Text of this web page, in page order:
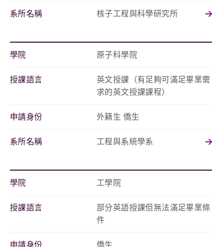
系所名稱 核子工程與科學研究所
學院 原子科學院
授課語言
英文授課（有足夠可滿足畢業需
求的英文授課課程）
申請身份 外籍生 僑生
系所名稱 工程與系統學系
學院 工學院
授課語言
部分英語授課但無法滿足畢業條
件
申請身份 僑生